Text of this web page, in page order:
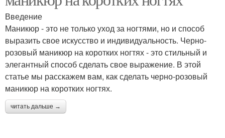
Введение
Маникюр - это не только уход за ногтями, но и способ
выразить свое искусство и индивидуальность. Черно-
розовый маникюр на коротких ногтях - это стильный и
элегантный способ сделать свое выражение. В этой
статье мы расскажем вам, как сделать черно-розовый
маникюр на коротких ногтях.
читать дальше →